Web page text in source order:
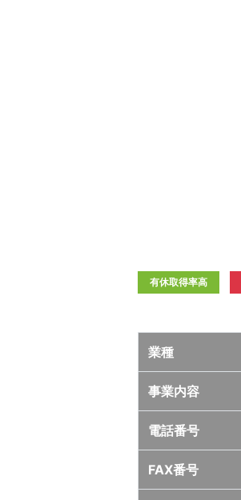
有休取得率高
業種
事業内容
電話番号
FAX番号